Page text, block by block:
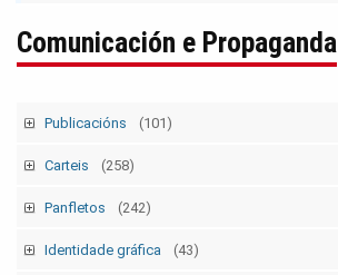
Publicacións 2
Comunicación e Propaganda
Publicacións (101)
Tempo Sindical
Boletín Sindical
Outras (2)
Carteis (258)
Campañas e mobilizacións
Folgas xerais (12)
Panfletos (242)
Campañas e mobilizacións p
Identidade gráfica (43)